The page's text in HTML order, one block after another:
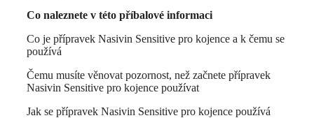
Co naleznete v této příbalové informaci
Co je přípravek Nasivin Sensitive pro kojence a k čemu se
používá
Čemu musíte věnovat pozornost, než začnete přípravek
Nasivin Sensitive pro kojence používat
Jak se přípravek Nasivin Sensitive pro kojence používá